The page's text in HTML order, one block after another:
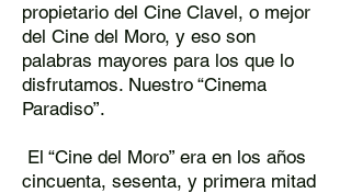
propietario del Cine Clavel, o mejor
del Cine del Moro, y eso son
palabras mayores para los que lo
disfrutamos. Nuestro “Cinema
Paradiso”.
El “Cine del Moro” era en los años
cincuenta, sesenta, y primera mitad